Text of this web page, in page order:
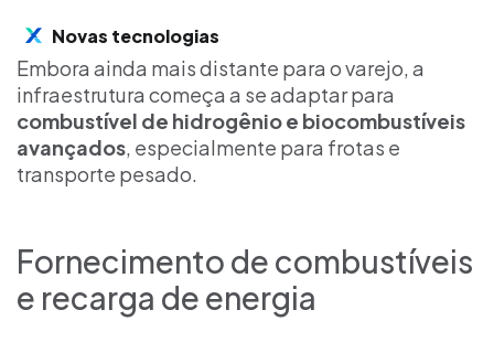
Novas tecnologias
Embora ainda mais distante para o varejo, a
infraestrutura começa a se adaptar para
combustível de hidrogênio e biocombustíveis
avançados, especialmente para frotas e
transporte pesado.
Fornecimento de combustíveis
e recarga de energia